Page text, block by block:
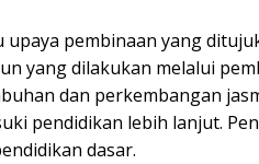
upaya pembinaan yang
yang dilakukan melalui
dan perkembangan
pendidikan lebih lanjut.
dasar.